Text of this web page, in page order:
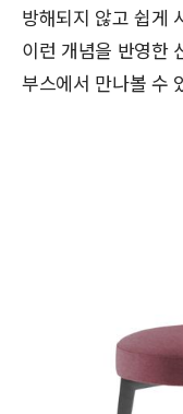
방해되지 않고 쉽게
이런 개념을 반영한
부스에서 만나볼 수